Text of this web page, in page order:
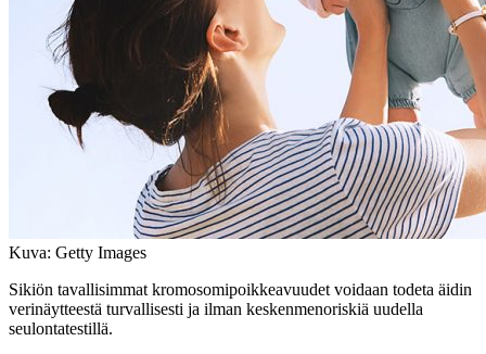
Kuva: Getty Images
Sikiön tavallisimmat kromosomipoikkeavuudet voidaan todeta äidin
verinäytteestä turvallisesti ja ilman keskenmenoriskiä uudella
seulontatestillä.